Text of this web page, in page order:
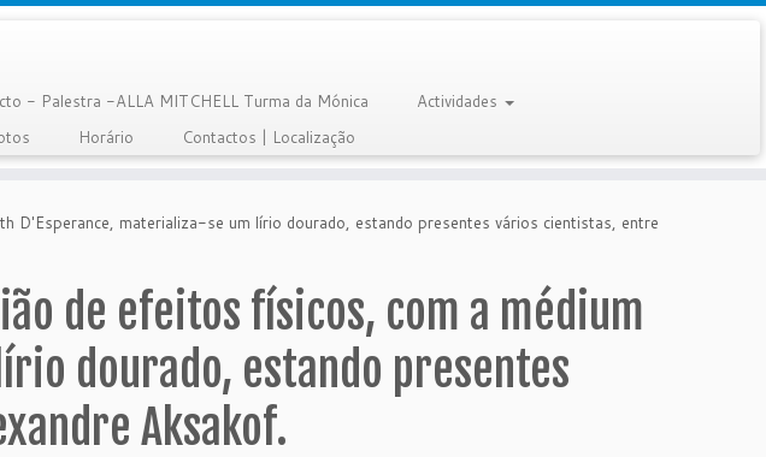
- Palestra -ALLA MITCHELL Turma da Mónica
Actividades
Horário Contactos | Localização
D'Esperance, materializa-se um lírio dourado, estando presentes vários cientistas, entre
de efeitos físicos, com a médium
dourado, estando presentes
Aksakof.